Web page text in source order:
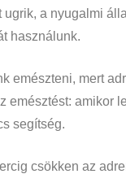
ugrik, a nyugalmi
használunk.
emészteni, mert
emésztést: amikor
segítség.
csökken az